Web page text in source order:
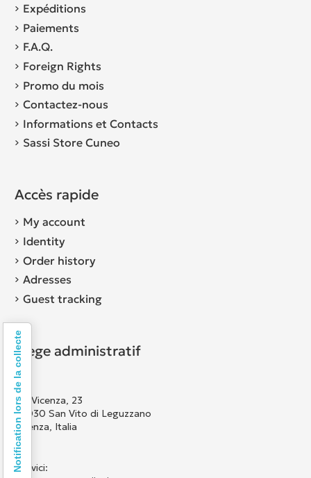
Expéditions
Paiements
F.A.Q.
Foreign Rights
Promo du mois
Contactez-nous
Informations et Contacts
Sassi Store Cuneo
Accès rapide
My account
Identity
Order history
Adresses
Guest tracking
Siège administratif
Via Vicenza, 23
36030 San Vito di Leguzzano
Vicenza, Italia
Scrivici:
Notification lors de la collecte